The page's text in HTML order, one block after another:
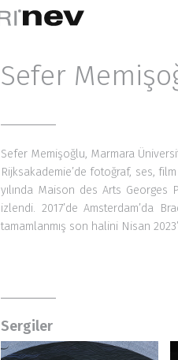
Sefer
Sefer Memişoğlu, Marmara
Rijksakademie’de fotoğraf, ses,
yılında Maison des Arts Georges
izlendi. 2017’deAmsterdam’da
tamamlanmış son halini Nisan
Sergiler